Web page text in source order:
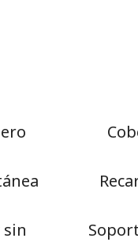
sin